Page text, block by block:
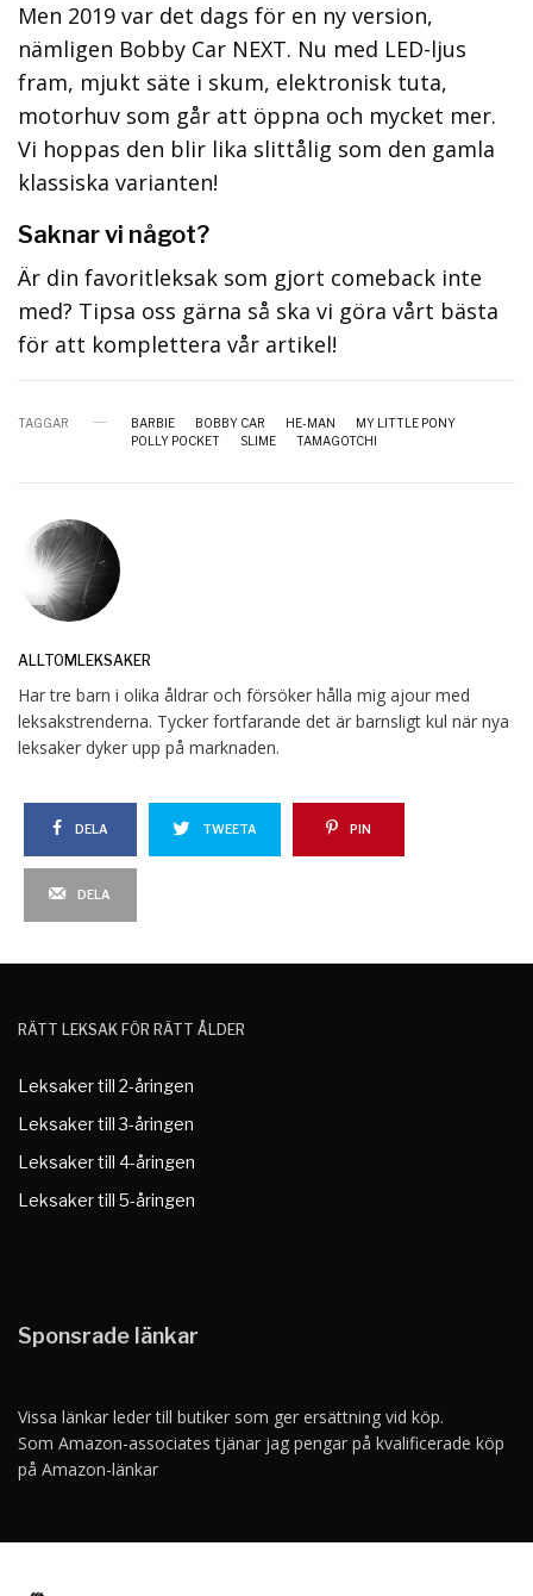
Men 2019 var det dags för en ny version,
nämligen Bobby Car NEXT. Nu med LED-ljus
fram, mjukt säte i skum, elektronisk tuta,
motorhuv som går att öppna och mycket mer.
Vi hoppas den blir lika slittålig som den gamla
klassiska varianten!
Saknar vi något?
Är din favoritleksak som gjort comeback inte
med? Tipsa oss gärna så ska vi göra vårt bästa
för att komplettera vår artikel!
TAGGAR BARBIE BOBBY CAR HE-MAN
MY LITTLE PONY
POLLY POCKET
SLIME TAMAGOTCHI
ALLTOMLEKSAKER
Har tre barn i olika åldrar och försöker hålla mig ajour med
leksakstrenderna. Tycker fortfarande det är barnsligt kul när nya
leksaker dyker upp på marknaden.
DELA TWEETA PIN
DELA
RÄTT LEKSAK FÖR RÄTT ÅLDER
Leksaker till 2-åringen
Leksaker till 3-åringen
Leksaker till 4-åringen
Leksaker till 5-åringen
Sponsrade länkar
Vissa länkar leder till butiker som ger ersättning vid köp.
Som Amazon-associates tjänar jag pengar på kvalificerade köp
på Amazon-länkar